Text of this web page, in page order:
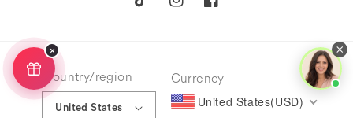
TikTokInstagramFacebook
Country/region
United States
Currency
United States(USD)
✕